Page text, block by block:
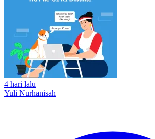
4 hari lalu
Yuli Nurhanisah